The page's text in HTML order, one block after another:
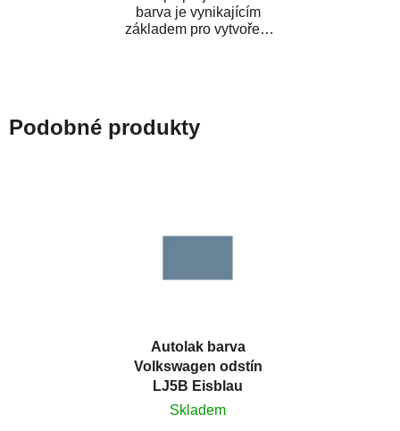
barva je vynikajícím
základem pro vytvoření
Podobné produkty
Autolak barva
Volkswagen odstín
LJ5B Eisblau
Skladem